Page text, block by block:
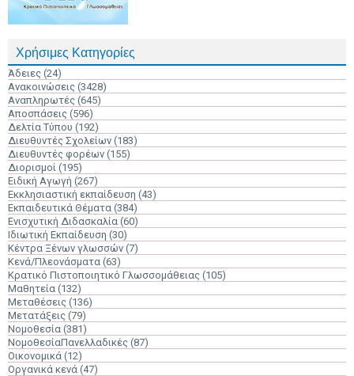
Χρήσιμες Κατηγορίες
Άδειες (24)
Ανακοινώσεις (3428)
Αναπληρωτές (645)
Αποσπάσεις (596)
Δελτία Τύπου (192)
Διευθυντές Σχολείων (183)
Διευθυντές φορέων (155)
Διορισμοί (195)
Ειδική Αγωγή (267)
Εκκλησιαστική εκπαίδευση (43)
Εκπαιδευτικά Θέματα (384)
Ενισχυτική Διδασκαλία (60)
Ιδιωτική Εκπαίδευση (30)
Κέντρα Ξένων γλωσσών (7)
Κενά/Πλεονάσματα (63)
Κρατικό Πιστοποιητικό Γλωσσομάθειας (105)
Μαθητεία (132)
Μεταθέσεις (136)
Μετατάξεις (79)
Νομοθεσία (381)
ΝομοθεσίαΠανελλαδικές (87)
Οικονομικά (12)
Οργανικά κενά (47)